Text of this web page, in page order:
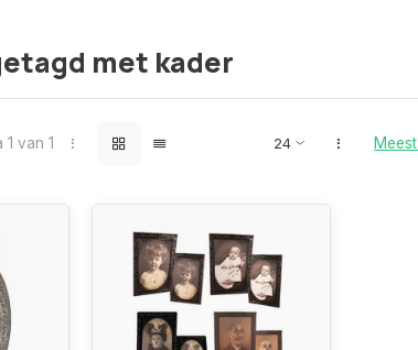
met kader
1 van 1